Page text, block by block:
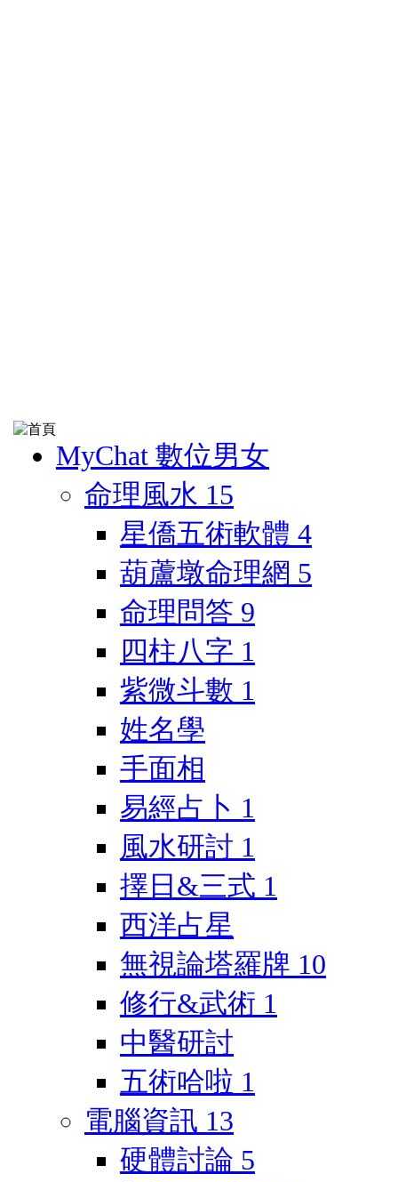
MyChat 數位男女
命理風水 15
星僑五術軟體 4
葫蘆墩命理網 5
命理問答 9
四柱八字 1
紫微斗數 1
姓名學
手面相
易經占卜 1
風水研討 1
擇日&三式 1
西洋占星
無視論塔羅牌 10
修行&武術 1
中醫研討
五術哈啦 1
電腦資訊 13
硬體討論 5